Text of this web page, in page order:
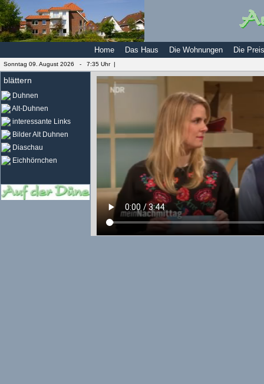
Home Das Haus Die Wohnungen Die
Sonntag 09. August 2026 - 7:35 Uhr |
blättern
Duhnen
Alt-Duhnen
interessante Links
Bilder Alt Duhnen
Diaschau
Eichhörnchen